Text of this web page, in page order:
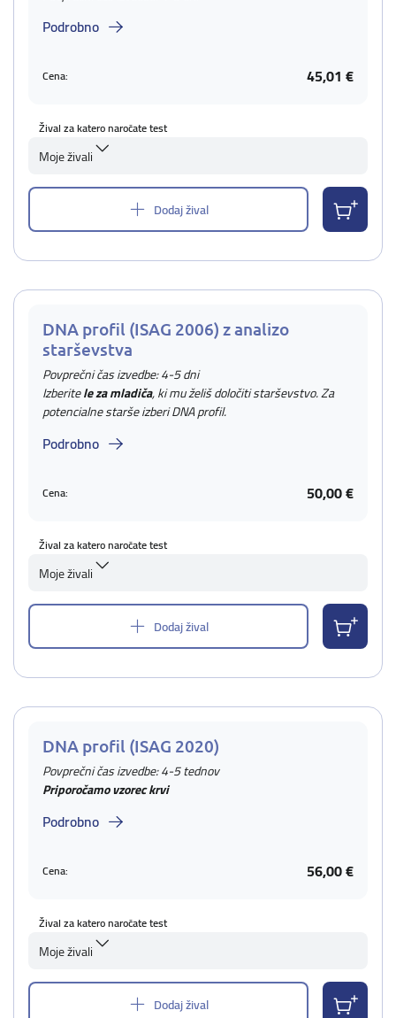
Podrobno
Cena: 45,01 €
Žival za katero naročate test
Moje živali
Dodaj žival
DNA profil (ISAG 2006) z analizo
starševstva
Povprečni čas izvedbe: 4-5 dni
Izberitele za mladiča, ki mu želiš določiti starševstvo. Za
potencialne starše izberi DNA profil.
Podrobno
Cena: 50,00 €
Žival za katero naročate test
Moje živali
Dodaj žival
DNA profil (ISAG 2020)
Povprečni čas izvedbe: 4-5 tednov
Priporočamo vzorec krvi
Podrobno
Cena: 56,00 €
Žival za katero naročate test
Moje živali
Dodaj žival